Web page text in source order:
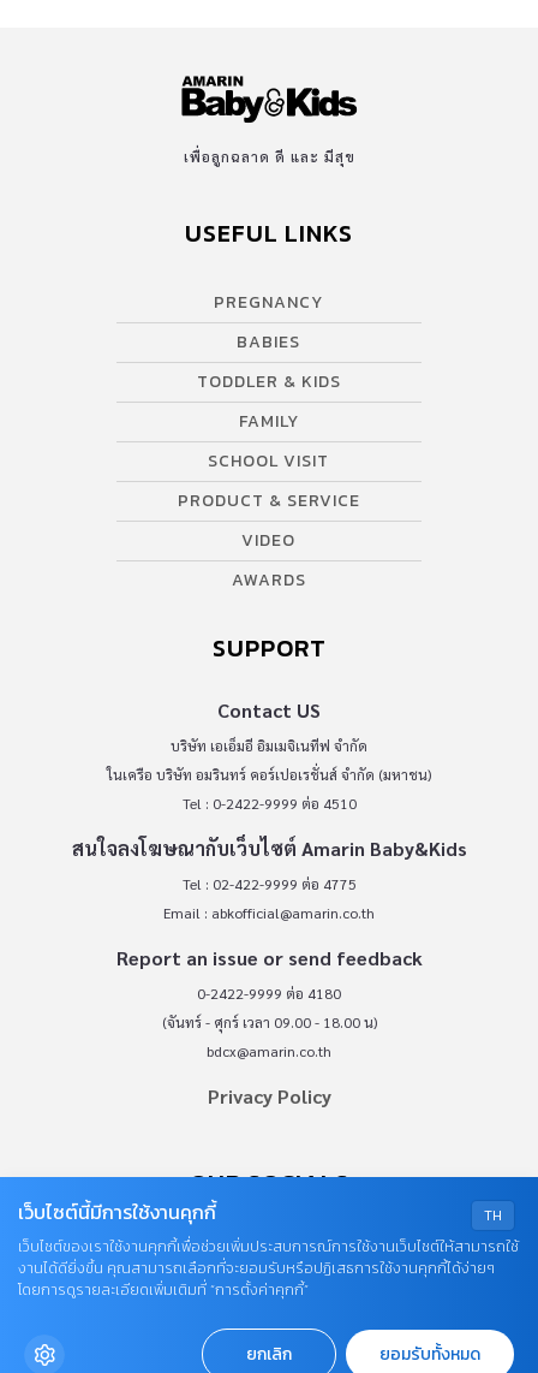
เพื่อลูกฉลาด ดี และ มีสุข
USEFUL LINKS
PREGNANCY
BABIES
TODDLER & KIDS
FAMILY
SCHOOL VISIT
PRODUCT & SERVICE
VIDEO
AWARDS
SUPPORT
Contact US
บริษัท เอเอ็มอี อิมเมจิเนทีฟ จำกัด
ในเครือ บริษัท อมรินทร์ คอร์เปอเรชั่นส์ จำกัด (มหาชน)
Tel : 0-2422-9999 ต่อ 4510
สนใจลงโฆษณากับเว็บไซต์ Amarin Baby&Kids
Tel : 02-422-9999 ต่อ 4775
Email : abkofficial@amarin.co.th
Report an issue or send feedback
0-2422-9999 ต่อ 4180
(จันทร์ - ศุกร์ เวลา 09.00 - 18.00 น)
bdcx@amarin.co.th
Privacy Policy
OUR SOCIALS
© COPYRIGHT 2026
TH
เว็บไซต์นี้มีการใช้งานคุกกี้
เว็บไซต์ของเราใช้งานคุกกี้เพื่อช่วยเพิ่มประสบการณ์การใช้งานเว็บไซต์ให้สามารถใช้
งานได้ดียิ่งขึ้น คุณสามารถเลือกที่จะยอมรับหรือปฏิเสธการใช้งานคุกกี้ได้ง่ายๆ
โดยการดูรายละเอียดเพิ่มเติมที่ “การตั้งค่าคุกกี้”
ยกเลิก ยอมรับทั้งหมด